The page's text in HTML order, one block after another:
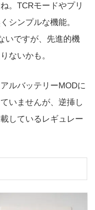
。TCRモードやプリ
シンプルな機能。
いですが、先進的機
ないかも。
ルバッテリーMODに
いませんが、逆挿し
しているレギュレー